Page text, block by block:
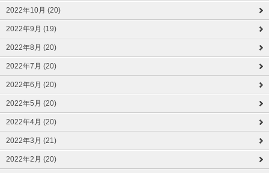
2022年10月 (20)
2022年9月 (19)
2022年8月 (20)
2022年7月 (20)
2022年6月 (20)
2022年5月 (20)
2022年4月 (20)
2022年3月 (21)
2022年2月 (20)